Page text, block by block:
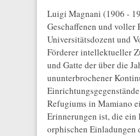
Luigi Magnani (1906 -
Geschaffenen und
Universitätsdozent und
Förderer intellektueller
und Gatte der über die
ununterbrochener
Refugiums in Mamiano
Erinnerungen ist, die ein
orphischen Einladungen